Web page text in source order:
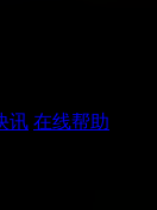
讯 在线帮助